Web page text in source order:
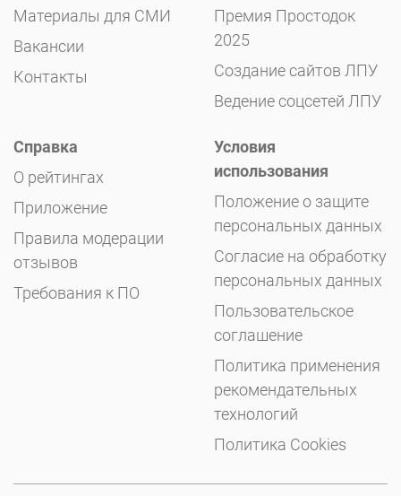
Материалы для СМИ
Вакансии
Контакты
Премия Простодок
2025
Создание сайтов ЛПУ
Ведение соцсетей ЛПУ
Справка
О рейтингах
Приложение
Правила модерации
отзывов
Требования к ПО
Условия
использования
Положение о защите
персональных данных
Согласие на обработку
персональных данных
Пользовательское
соглашение
Политика применения
рекомендательных
технологий
Политика Cookies